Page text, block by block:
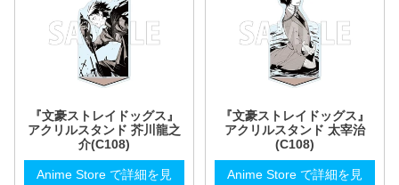
『文豪ストレイドッグス』
アクリルスタンド 芥川龍之
介(C108)
Anime Store で詳細を見
『文豪ストレイドッグス』
アクリルスタンド 太宰治
(C108)
Anime Store で詳細を見